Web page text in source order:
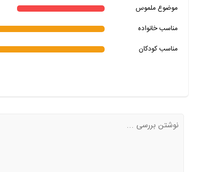
خیر تقریبا بله
خیر بله
موضوع ملموس
مناسب خانواده‌
مناسب کودکان